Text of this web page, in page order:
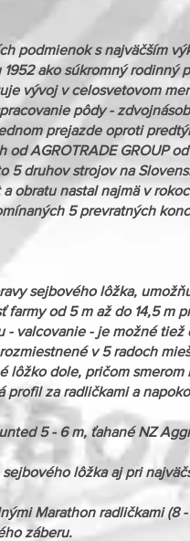
podmienok s najväčším
ako súkromný rodinný
vývoj v celosvetovom
pôdy -
prejazde oproti
AGROTRADE GROUP
druhov strojov na
obratu nastal najmä v
5 prevratných
sejbového lôžka,
od 5 m až do 14,5 m
valcovanie - je možné
v 5 radoch
dole, pričom smerom
za radličkami a
5 - 6 m, ťahané NZ
lôžka aj pri
Marathon radličkami (8
záberu.